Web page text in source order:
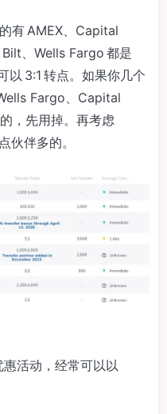
有 AMEX、Capital
、Wells Fargo 都是
以 3:1 转点。如果你几个
Fargo、Capital
，先用掉。再考虑
伴多的。
活动，经常可以以